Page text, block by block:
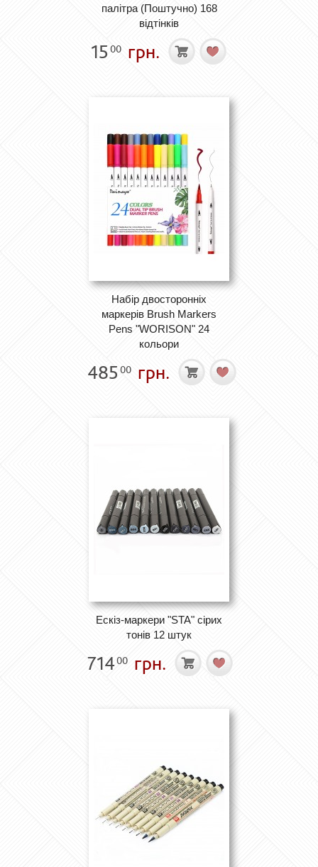
палітра (Поштучно) 168
відтінків
1500 грн.
Набір двосторонніх
маркерів Brush Markers
Pens "WORISON" 24
кольори
485 00 грн.
Ескіз-маркери "STA" сірих
тонів 12 штук
71400 грн.